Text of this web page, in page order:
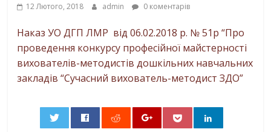
12 Лютого, 2018 admin 0 коментарів
Наказ УО ДГП ЛМР від 06.02.2018 р. № 51р “Про
проведення конкурсу професійної майстерності
вихователів-методистів дошкільних навчальних
закладів “Сучасний вихователь-методист ЗДО”